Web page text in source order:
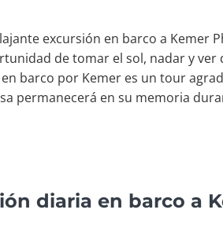
excursión en barco a Kemer
de tomar el sol, nadar y ver
barco por Kemer es un tour
permanecerá en su memoria
diaria en barco a